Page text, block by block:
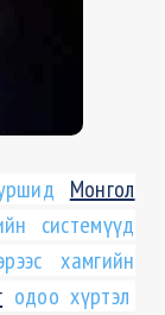
Монгол
системүүд
хамгийн
одоо хүртэл